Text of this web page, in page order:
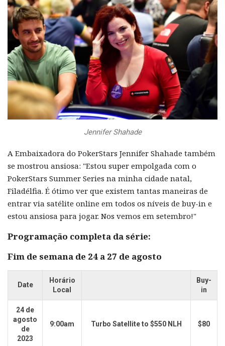
Jennifer Shahade
A Embaixadora do PokerStars Jennifer Shahade também
se mostrou ansiosa: "Estou super empolgada com o
PokerStars Summer Series na minha cidade natal,
Filadélfia. É ótimo ver que existem tantas maneiras de
entrar via satélite online em todos os níveis de buy-in e
estou ansiosa para jogar. Nos vemos em setembro!"
Programação completa da série:
Fim de semana de 24 a 27 de agosto
Date
Horário
Local
Buy-
in
24 de
agosto
de
2023
9:00am Turbo Satellite to $550 NLH $80